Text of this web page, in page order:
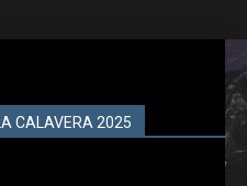
CALAVERA 2025